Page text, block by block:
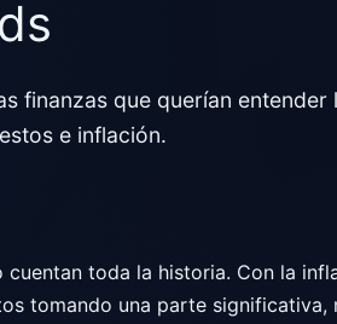
finanzas que querían entender
e inflación.
cuentan toda la historia. Con la
tomando una parte significativa,